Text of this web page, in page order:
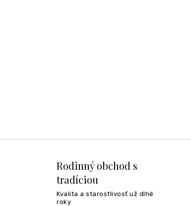
Rodinný obchod s
tradíciou
Kvalita a starostlivosť už dlhé
roky